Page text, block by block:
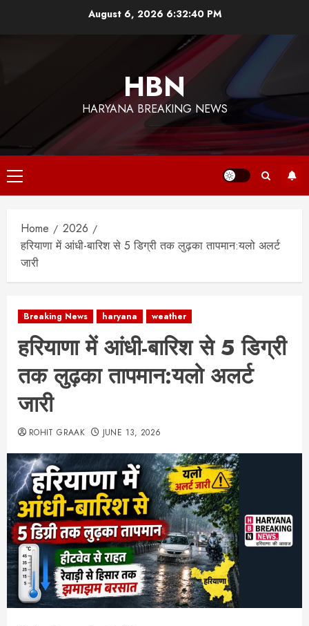
August 6, 2026 6:32:41 PM
HBN
HARYANA BREAKING NEWS
Primary
Menu
Home
2026
हरियाणा में आंधी-बारिश से 5 डिग्री तक लुढ़का तापमान:यलो अलर्ट
जारी
Breaking News haryana weather
हरियाणा में आंधी-बारिश से 5 डिग्री
तक लुढ़का तापमान:यलो अलर्ट
जारी
ROHIT GRAAK JUNE 13, 2026